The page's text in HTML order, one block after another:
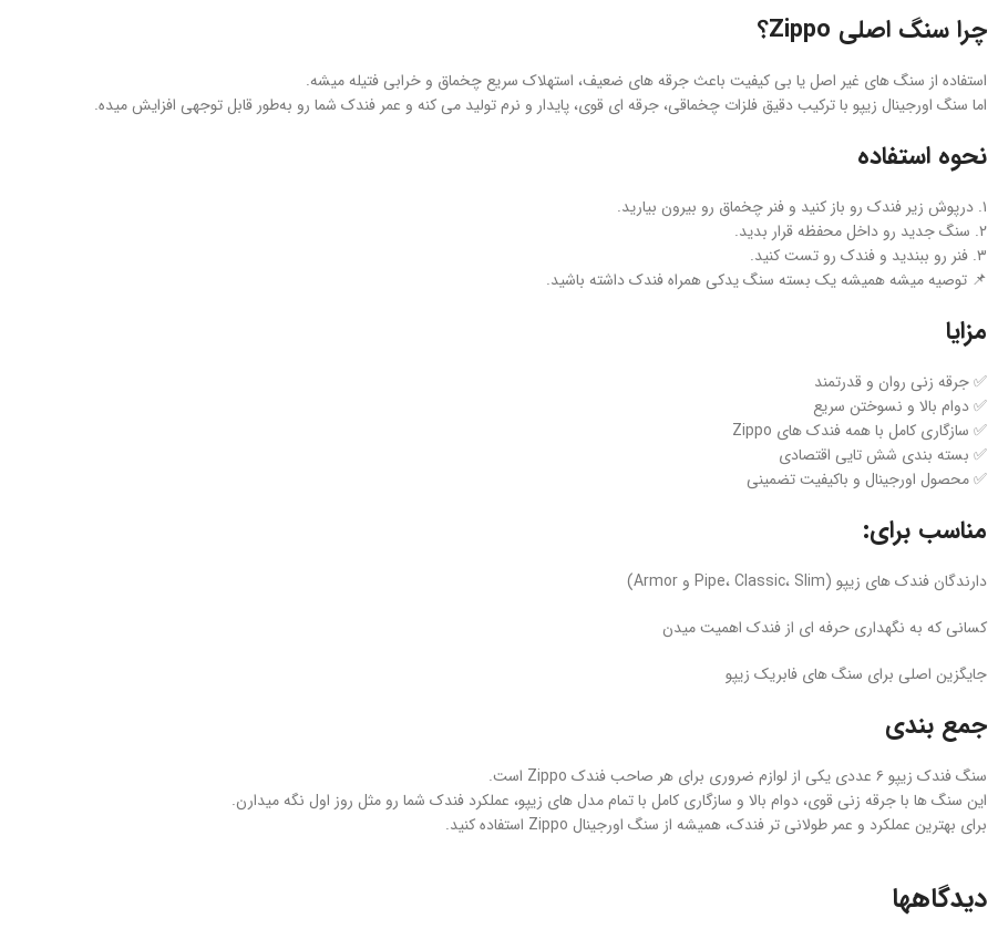
چرا سنگ اصلی Zippo؟
استفاده از سنگ‌ های غیر اصل یا بی‌ کیفیت باعث جرقه‌ های ضعیف، استهلاک سریع چخماق و خرابی فتیله میشه.
اما سنگ اورجینال زیپو با ترکیب دقیق فلزات چخماقی، جرقه‌ ای قوی، پایدار و نرم تولید می‌ کنه و عمر فندک شما رو به‌طور قابل‌ توجهی افزایش میده.
نحوه استفاده
۱. درپوش زیر فندک رو باز کنید و فنر چخماق رو بیرون بیارید.
۲. سنگ جدید رو داخل محفظه قرار بدید.
۳. فنر رو ببندید و فندک رو تست کنید.
📌 توصیه میشه همیشه یک بسته سنگ یدکی همراه فندک داشته باشید.
مزایا
✅ جرقه‌ زنی روان و قدرتمند
✅ دوام بالا و نسوختن سریع
✅ سازگاری کامل با همه فندک‌ های Zippo
✅ بسته‌ بندی شش‌ تایی اقتصادی
✅ محصول اورجینال و باکیفیت تضمینی
مناسب برای:
دارندگان فندک‌ های زیپو (Pipe، Classic، Slim و Armor)
کسانی که به نگهداری حرفه‌ ای از فندک اهمیت میدن
جایگزین اصلی برای سنگ‌ های فابریک زیپو
جمع‌ بندی
سنگ فندک زیپو ۶ عددی یکی از لوازم ضروری برای هر صاحب فندک Zippo است.
این سنگ‌ ها با جرقه‌ زنی قوی، دوام بالا و سازگاری کامل با تمام مدل‌ های زیپو، عملکرد فندک شما رو مثل روز اول نگه میدارن.
برای بهترین عملکرد و عمر طولانی‌ تر فندک، همیشه از سنگ اورجینال Zippo استفاده کنید.
دیدگاهها